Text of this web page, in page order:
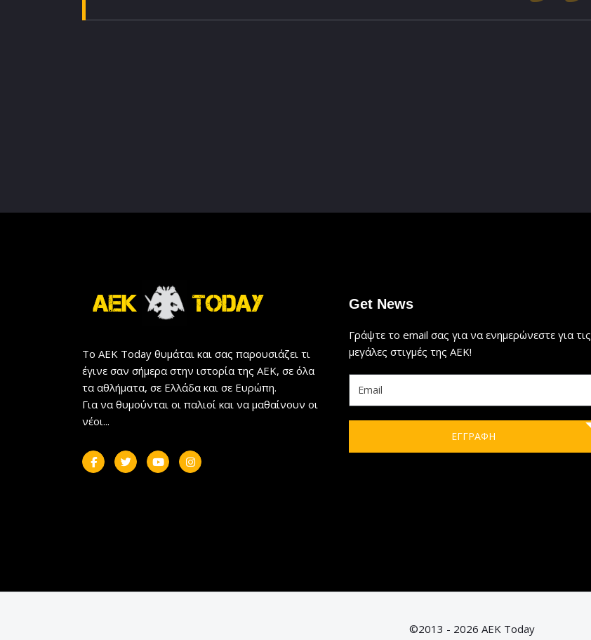
Το AEK Today θυμάται και σας παρουσιάζει τι
έγινε σαν σήμερα στην ιστορία της ΑΕΚ, σε όλα
τα αθλήματα, σε Ελλάδα και σε Ευρώπη.
Για να θυμούνται οι παλιοί και να μαθαίνουν οι
νέοι...
Get News
Γράψτε το email σας για να ενημερώνεστε για τις
μεγάλες στιγμές της ΑΕΚ!
ΕΓΓΡΑΦΗ
©2013 - 2026 AEK Today